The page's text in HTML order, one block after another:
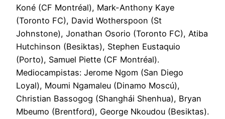
Koné (CF Montréal), Mark-Anthony Kaye
(Toronto FC), David Wotherspoon (St
Johnstone), Jonathan Osorio (Toronto FC), Atiba
Hutchinson (Besiktas), Stephen Eustaquio
(Porto), Samuel Piette (CF Montréal).
Mediocampistas: Jerome Ngom (San Diego
Loyal), Moumi Ngamaleu (Dinamo Moscú),
Christian Bassogog (Shanghái Shenhua), Bryan
Mbeumo (Brentford), George Nkoudou (Besiktas).